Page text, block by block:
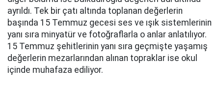
ayrıldı. Tek bir çatı altında toplanan değerlerin
başında 15 Temmuz gecesi ses ve ışık sistemlerinin
yanı sıra minyatür ve fotoğraflarla o anlar anlatılıyor.
15 Temmuz şehitlerinin yanı sıra geçmişte yaşamış
değerlerin mezarlarından alınan topraklar ise okul
içinde muhafaza ediliyor.